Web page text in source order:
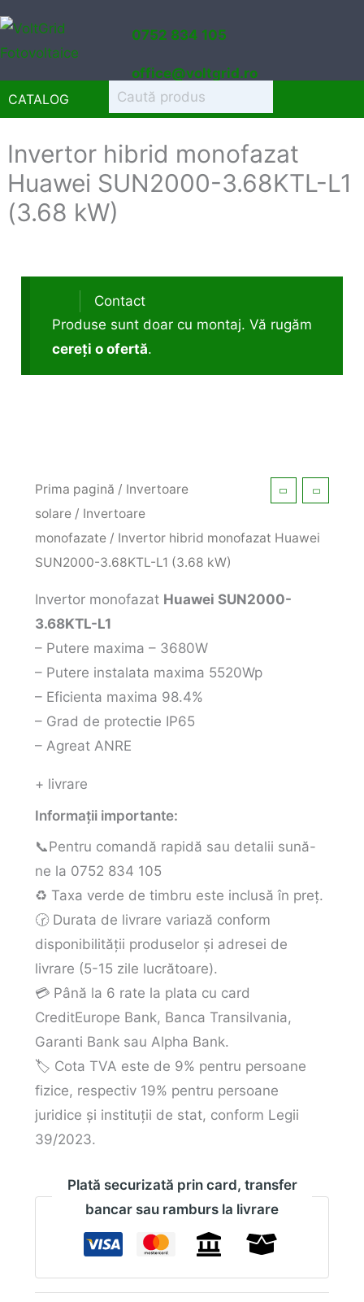
conținut
0752 834 105
office@voltgrid.ro
CATALOG
Invertor hibrid monofazat
Huawei SUN2000-3.68KTL-L1
(3.68 kW)
Contact
Produse sunt doar cu montaj. Vă rugăm
cereți o ofertă.
Prima pagină / Invertoare
solare / Invertoare
monofazate / Invertor hibrid monofazat Huawei
SUN2000-3.68KTL-L1 (3.68 kW)
Invertor monofazat Huawei SUN2000-
3.68KTL-L1
– Putere maxima – 3680W
– Putere instalata maxima 5520Wp
– Eficienta maxima 98.4%
– Grad de protectie IP65
– Agreat ANRE
+ livrare
Informații importante:
📞Pentru comandă rapidă sau detalii sună-
ne la 0752 834 105
♻️ Taxa verde de timbru este inclusă în preț.
🕝 Durata de livrare variază conform
disponibilității produselor și adresei de
livrare (5-15 zile lucrătoare).
💳 Până la 6 rate la plata cu card
CreditEurope Bank, Banca Transilvania,
Garanti Bank sau Alpha Bank.
🏷️ Cota TVA este de 9% pentru persoane
fizice, respectiv 19% pentru persoane
juridice și instituții de stat, conform Legii
39/2023.
Plată securizată prin card, transfer
bancar sau ramburs la livrare